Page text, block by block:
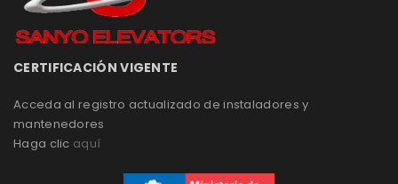
CERTIFICACIÓN VIGENTE
Acceda al registro actualizado de instaladores y
mantenedores
Haga clic aquí